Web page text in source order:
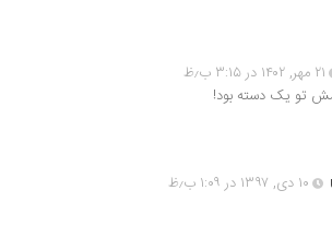
۲۱ مهر, ۱۴۰۲ در ۳:۱۵ ب٫ظ
تو یک دسته بود!
۱۰ دی, ۱۳۹۷ در ۱:۰۹ ب٫ظ